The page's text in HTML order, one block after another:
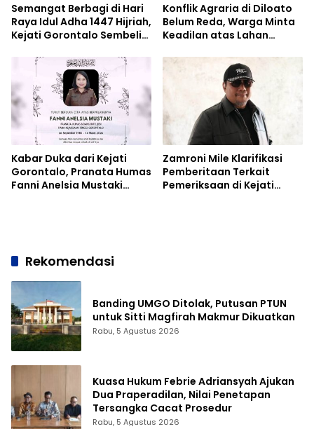
Semangat Berbagi di Hari
Raya Idul Adha 1447 Hijriah,
Kejati Gorontalo Sembelih
Konflik Agraria di Diloato
Belum Reda, Warga Minta
Keadilan atas Lahan
Kabar Duka dari Kejati
Gorontalo, Pranata Humas
Fanni Anelsia Mustaki
Zamroni Mile Klarifikasi
Pemberitaan Terkait
Pemeriksaan di Kejati
Rekomendasi
Banding UMGO Ditolak, Putusan PTUN
untuk Sitti Magfirah Makmur Dikuatkan
Rabu, 5 Agustus 2026
Kuasa Hukum Febrie Adriansyah Ajukan
Dua Praperadilan, Nilai Penetapan
Tersangka Cacat Prosedur
Rabu, 5 Agustus 2026